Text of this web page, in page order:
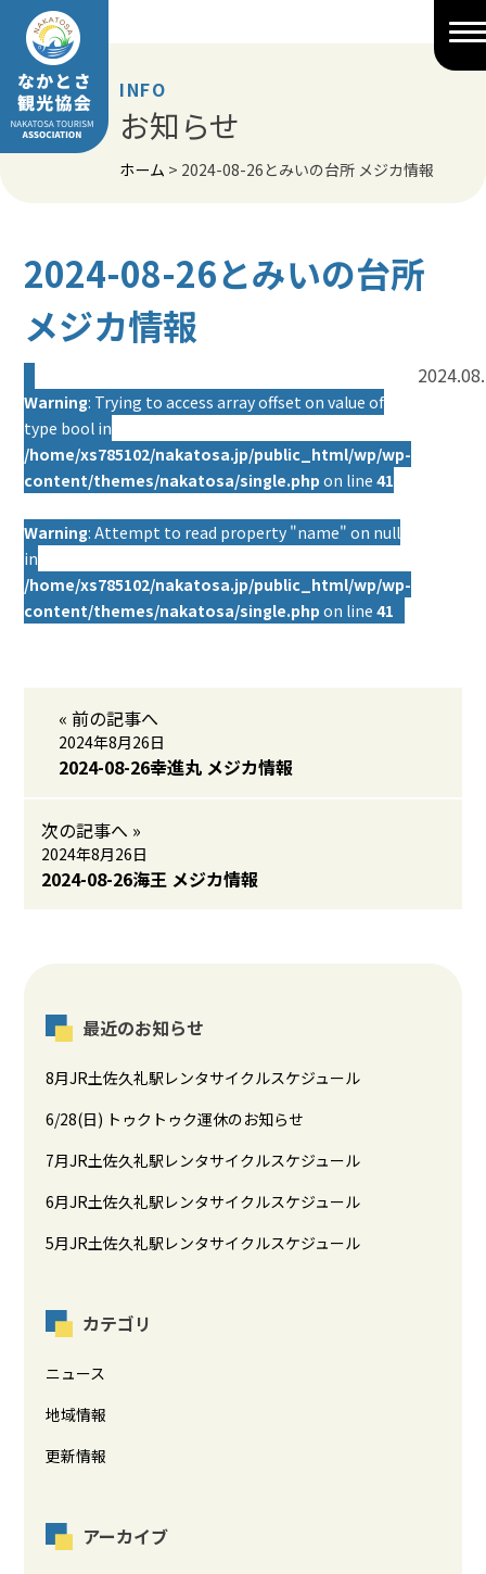
Skip
content
INFO
お知らせ
ホーム > 2024-08-26とみいの台所 メジカ情報
2024-08-26とみいの台所
メジカ情報
Warning: Trying to access array offset on value of
type bool in
/home/xs785102/nakatosa.jp/public_html/wp/wp-
content/themes/nakatosa/single.php on line41
Warning: Attempt to read property "name" on null
in
/home/xs785102/nakatosa.jp/public_html/wp/wp-
content/themes/nakatosa/single.php on line41
« 前の記事へ
2024年8月26日
2024-08-26幸進丸 メジカ情報
次の記事へ »
2024年8月26日
2024-08-26海王 メジカ情報
最近のお知らせ
8月JR土佐久礼駅レンタサイクルスケジュール
6/28(日) トゥクトゥク運休のお知らせ
7月JR土佐久礼駅レンタサイクルスケジュール
6月JR土佐久礼駅レンタサイクルスケジュール
5月JR土佐久礼駅レンタサイクルスケジュール
カテゴリ
ニュース
地域情報
更新情報
アーカイブ